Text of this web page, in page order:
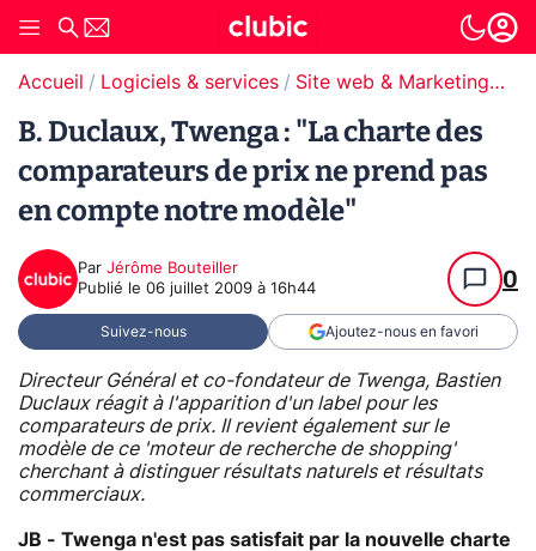
Accueil Logiciels & services Site web & Marketing Digital
B. Duclaux, Twenga : "La charte des
comparateurs de prix ne prend pas
en compte notre modèle"
Par Jérôme Bouteiller
Publié le 06 juillet 2009 à 16h44 0
Suivez-nous Ajoutez-nous en favori
Directeur Général et co-fondateur de Twenga, Bastien
Duclaux réagit à l'apparition d'un label pour les
comparateurs de prix. Il revient également sur le
modèle de ce 'moteur de recherche de shopping'
cherchant à distinguer résultats naturels et résultats
commerciaux.
JB - Twenga n'est pas satisfait par la nouvelle charte